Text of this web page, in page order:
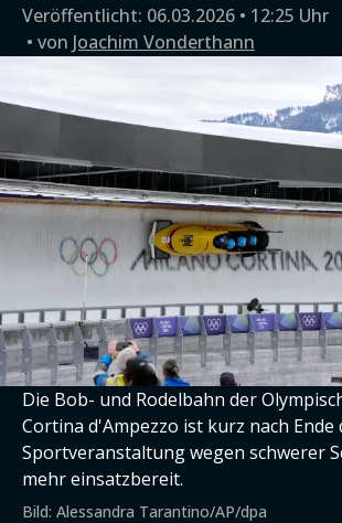
Veröffentlicht: 06.03.2026 • 12:25 Uhr
von Joachim Vonderthann
Die Bob- und Rodelbahn der
Cortina d'Ampezzo ist kurz nach Ende
Sportveranstaltung wegen schwerer
mehr einsatzbereit.
Bild: Alessandra Tarantino/AP/dpa